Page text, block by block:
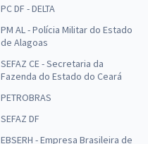
PC DF - DELTA
PM AL - Polícia Militar do Estado
de Alagoas
SEFAZ CE - Secretaria da
Fazenda do Estado do Ceará
PETROBRAS
SEFAZ DF
EBSERH - Empresa Brasileira de